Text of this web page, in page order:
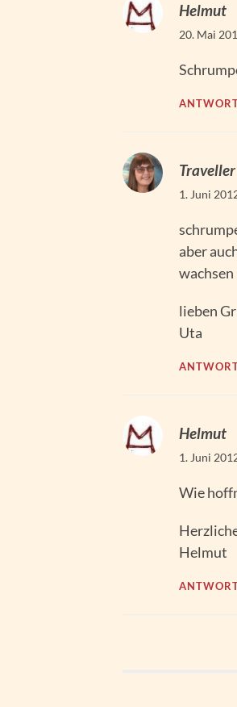
Helmut
20. Mai
Traveller
1. Juni
aber
wachsen
lieben
Uta
Helmut
1. Juni
Wie
Helmut